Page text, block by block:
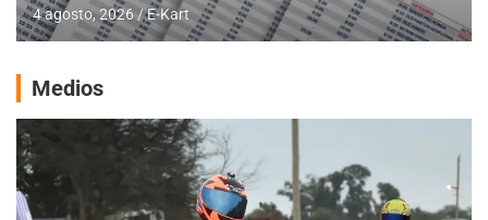
4 agosto, 2026 E-Kart
Medios